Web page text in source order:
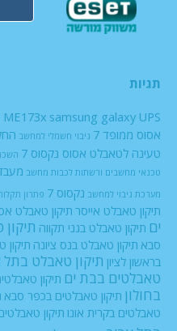
תגיות
samsung galaxy UPS
אסוס ממופד 7
גיבוי חשמלי למחשב
טעינה לטאבלט אסוס נקסוס 7
טכנאי מחשבים ורשתות לכבות מחשב
מערכת גיבוי למחשב נקסוס 7 פתרון
תיקון טאבלט אייסר תיקון טאבלט
ים תיקון טאבלט בגני תקווה
סבא תיקון טאבלט בנס ציונה תיקון
בראשון לציון תיקון טאבלט בתל
טאבלטים בבת ים תיקון
בחולון תיקון טאבלטים בכפר סבא
טאבלטים בקרית אונו תיקון